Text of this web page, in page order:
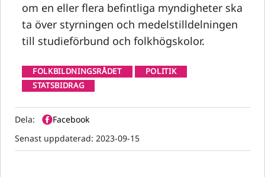
om en eller flera befintliga myndigheter ska
ta över styrningen och medelstilldelningen
till studieförbund och folkhögskolor.
FOLKBILDNINGSRÅDET
POLITIK
STATSBIDRAG
Dela:
Facebook
Senast uppdaterad: 2023-09-15